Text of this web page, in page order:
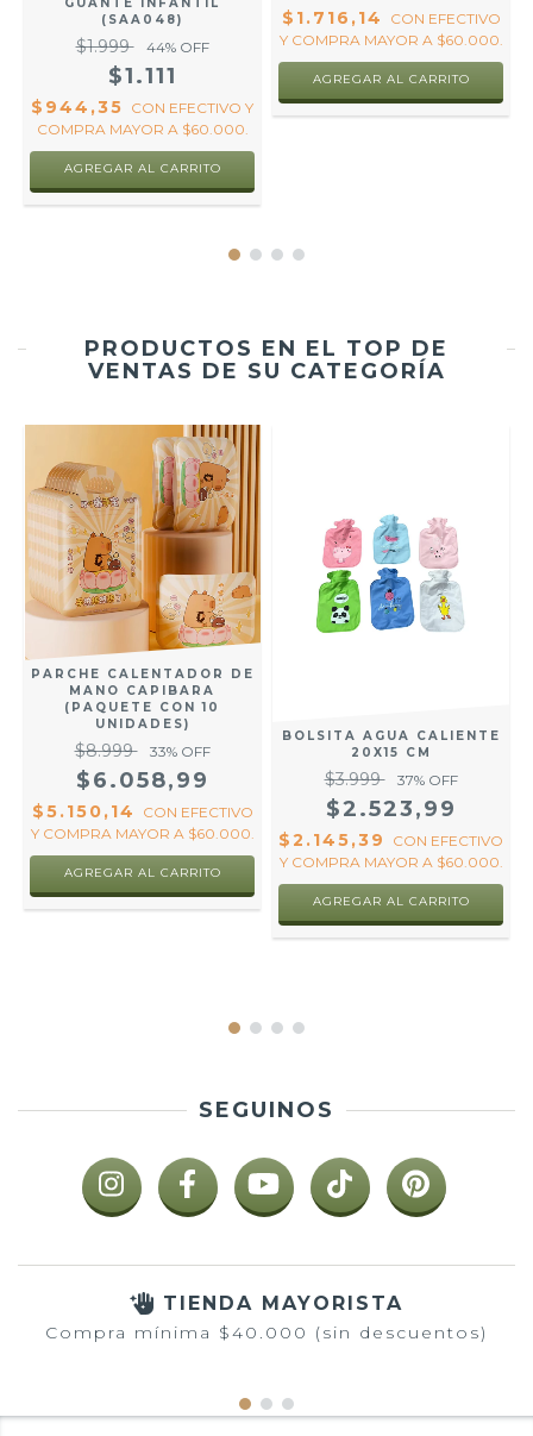
GUANTE INFANTIL
(SAA048)
$1.999 44% OFF
$1.111
$944,35 CON EFECTIVO Y
COMPRA MAYOR A $60.000.
AGREGAR AL CARRITO
$1.716,14 CON EFECTIVO
Y COMPRA MAYOR A $60.000.
AGREGAR AL CARRITO
PRODUCTOS EN EL TOP DE
VENTAS DE SU CATEGORÍA
PARCHE CALENTADOR DE
MANO CAPIBARA
(PAQUETE CON 10
UNIDADES)
$8.999 33% OFF
$6.058,99
$5.150,14 CON EFECTIVO
Y COMPRA MAYOR A $60.000.
BOLSITA AGUA CALIENTE
20X15 CM
$3.999 37% OFF
$2.523,99
$2.145,39 CON EFECTIVO
Y COMPRA MAYOR A $60.000.
AGREGAR AL CARRITO
SEGUINOS
TIENDA MAYORISTA
Compra mínima $40.000 (sin descuentos)